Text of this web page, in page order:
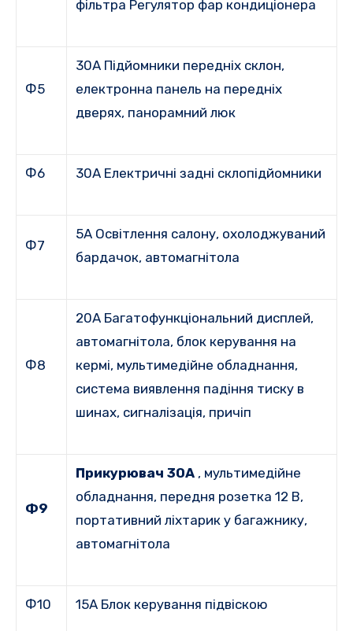
фільтра Регулятор фар кондиціонера
Ф5
30A Підйомники передніх склон,
електронна панель на передніх
дверях, панорамний люк
Ф6 30A Електричні задні склопідйомники
Ф7
5A Освітлення салону, охолоджуваний
бардачок, автомагнітола
Ф8
20A Багатофункціональний дисплей,
автомагнітола, блок керування на
кермі, мультимедійне обладнання,
система виявлення падіння тиску в
шинах, сигналізація, причіп
Ф9
Прикурювач 30A , мультимедійне
обладнання, передня розетка 12 В,
портативний ліхтарик у багажнику,
автомагнітола
Ф10 15A Блок керування підвіскою